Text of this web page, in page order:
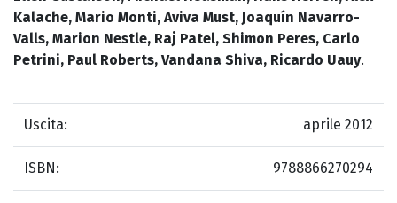
Kalache, Mario Monti, Aviva Must, Joaquín Navarro-
Valls, Marion Nestle, Raj Patel, Shimon Peres, Carlo
Petrini, Paul Roberts, Vandana Shiva, Ricardo Uauy.
Uscita: aprile 2012
ISBN: 9788866270294